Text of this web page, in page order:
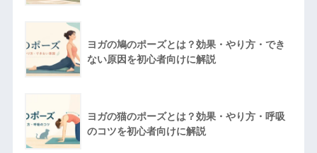
ヨガの鳩のポーズとは？効果・やり方・でき
ない原因を初心者向けに解説
ヨガの猫のポーズとは？効果・やり方・呼吸
のコツを初心者向けに解説